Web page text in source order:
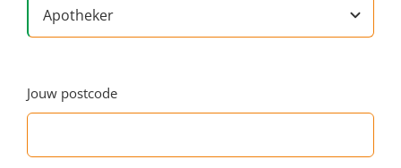
Jouw postcode